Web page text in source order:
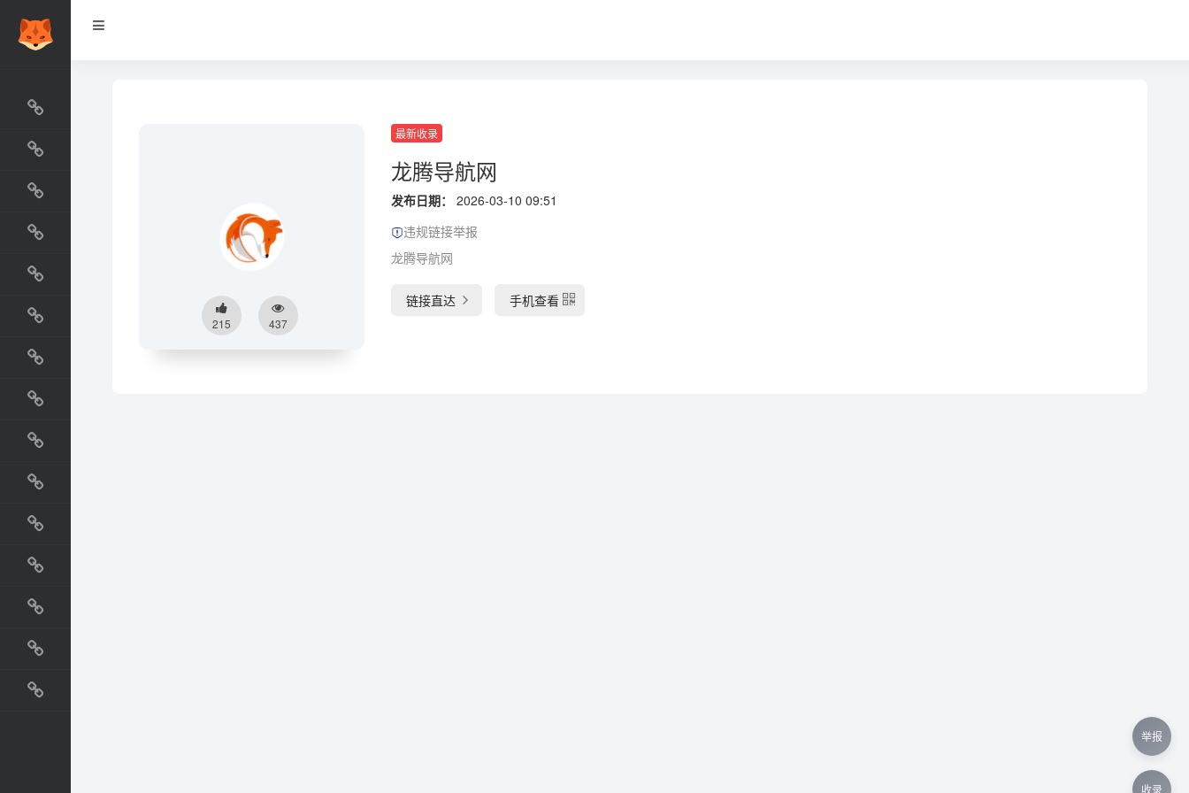
最新收录
网站资源榜
交流排行榜
金融排行榜
阅读排行榜
工具排行榜
设计排行榜
国外网站
生活
直播
动漫
电影
教程
纪录片
215 437
最新收录
龙腾导航网
发布日期：
2026-03-10 09:51
违规链接举报
龙腾导航网
链接直达 手机查看
举报
收录